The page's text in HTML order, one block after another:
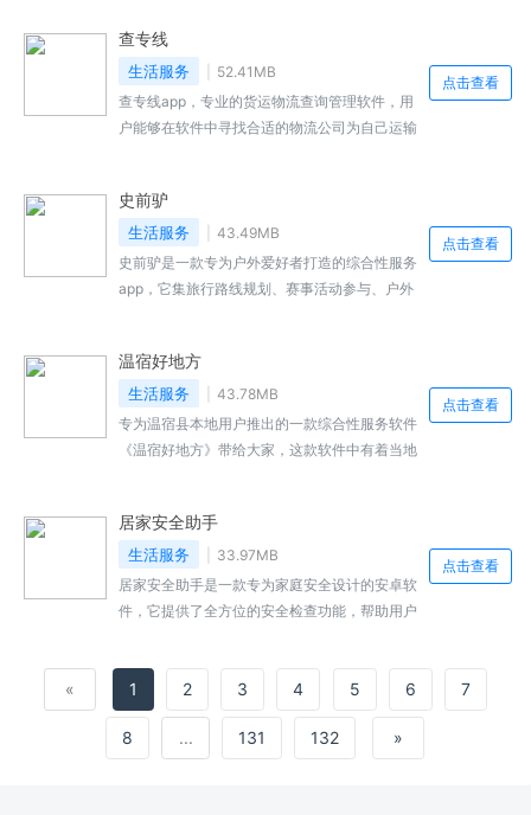
便快捷！
查专线
生活服务
52.41MB
查专线app，专业的货运物流查询管理软件，用
户能够在软件中寻找合适的物流公司为自己运输
线功能，帮助物流企业能够获得更多的宣传，拥
有更多的资源，提高物流与企业的沟通，提供更
加便捷的物流运输服务。
点击查看
史前驴
生活服务
43.49MB
史前驴是一款专为户外爱好者打造的综合性服务
app，它集旅行路线规划、赛事活动参与、户外
点击查看
温宿好地方
生活服务
43.78MB
专为温宿县本地用户推出的一款综合性服务软件
《温宿好地方》带给大家，这款软件中有着当地
容，涵盖了生活缴费、出行交通、吃喝玩乐、购
物等多种内容哦。
点击查看
居家安全助手
生活服务
33.97MB
居家安全助手是一款专为家庭安全设计的安卓软
件，它提供了全方位的安全检查功能，帮助用户
活环境。
点击查看
« 1 2 3 4 5 6 7
8 ... 131 132 »